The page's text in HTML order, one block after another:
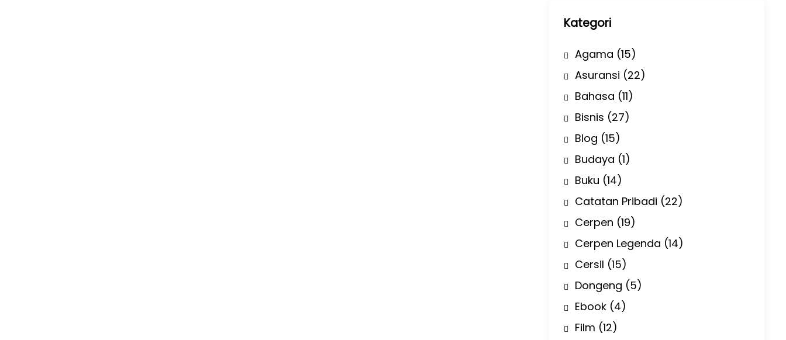
Kategori
Agama (15)
Asuransi (22)
Bahasa (11)
Bisnis (27)
Blog (15)
Budaya (1)
Buku (14)
Catatan Pribadi (22)
Cerpen (19)
Cerpen Legenda (14)
Cersil (15)
Dongeng (5)
Ebook (4)
Film (12)